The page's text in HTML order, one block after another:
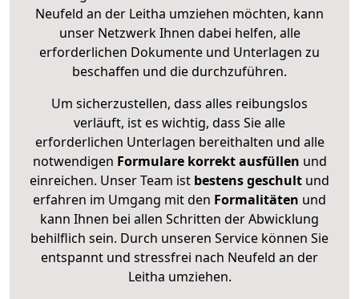
Neufeld an der Leitha umziehen möchten, kann
unser Netzwerk Ihnen dabei helfen, alle
erforderlichen Dokumente und Unterlagen zu
beschaffen und die durchzuführen.
Um sicherzustellen, dass alles reibungslos
verläuft, ist es wichtig, dass Sie alle
erforderlichen Unterlagen bereithalten und alle
notwendigen Formulare korrekt ausfüllen und
einreichen. Unser Team ist bestens geschult und
erfahren im Umgang mit den Formalitäten und
kann Ihnen bei allen Schritten der Abwicklung
behilflich sein. Durch unseren Service können Sie
entspannt und stressfrei nach Neufeld an der
Leitha umziehen.